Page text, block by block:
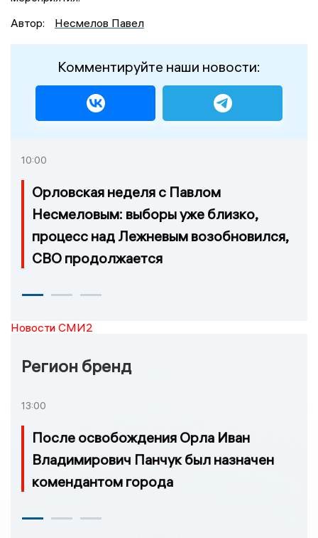
Автор:
Несмелов Павел
Комментируйте наши новости:
10:00
Орловская неделя с Павлом
Несмеловым: выборы уже близко,
процесс над Лежневым возобновился,
СВО продолжается
Новости СМИ2
Регион бренд
13:00
После освобождения Орла Иван
Владимирович Панчук был назначен
комендантом города